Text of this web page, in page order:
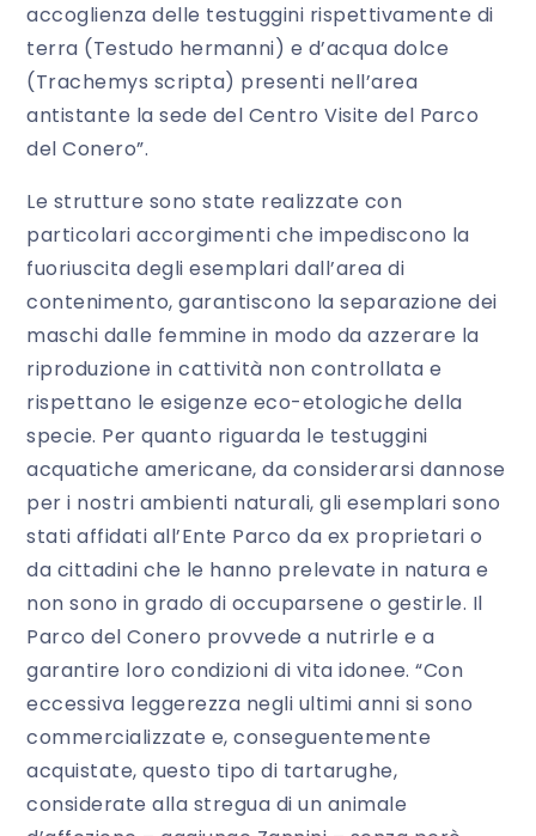
accoglienza delle testuggini rispettivamente di
terra (Testudo hermanni) e d’acqua dolce
(Trachemys scripta) presenti nell’area
antistante la sede del Centro Visite del Parco
del Conero”.
Le strutture sono state realizzate con
particolari accorgimenti che impediscono la
fuoriuscita degli esemplari dall’area di
contenimento, garantiscono la separazione dei
maschi dalle femmine in modo da azzerare la
riproduzione in cattività non controllata e
rispettano le esigenze eco-etologiche della
specie. Per quanto riguarda le testuggini
acquatiche americane, da considerarsi dannose
per i nostri ambienti naturali, gli esemplari sono
stati affidati all’Ente Parco da ex proprietari o
da cittadini che le hanno prelevate in natura e
non sono in grado di occuparsene o gestirle. Il
Parco del Conero provvede a nutrirle e a
garantire loro condizioni di vita idonee. “Con
eccessiva leggerezza negli ultimi anni si sono
commercializzate e, conseguentemente
acquistate, questo tipo di tartarughe,
considerate alla stregua di un animale